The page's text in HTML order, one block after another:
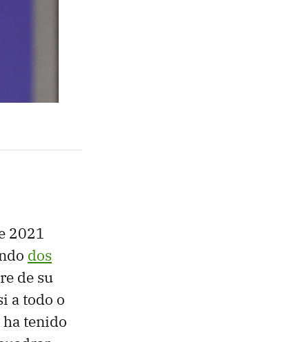
2021
dos
de su
a todo o
ha tenido